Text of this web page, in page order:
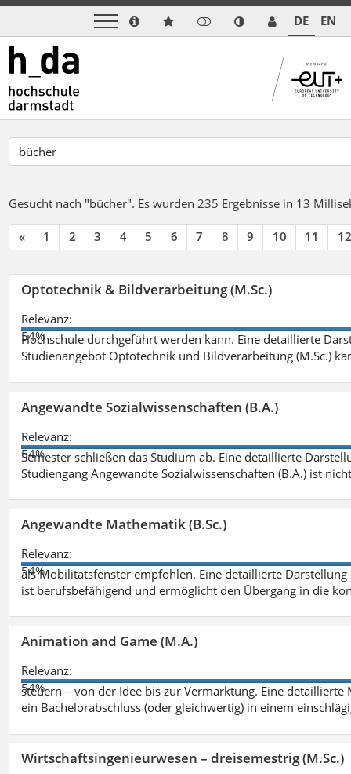
DE EN
Gesucht nach "bücher". Es wurden 235 Ergebnisse in 13
« 1 2 3 4 5 6 7 8 9 10 11 12
Optotechnik & Bildverarbeitung (M.Sc.)
Relevanz:
54%
Hochschule durchgeführt werden kann. Eine detaillierte
Studienangebot Optotechnik und Bildverarbeitung (M.Sc.)
Angewandte Sozialwissenschaften (B.A.)
Relevanz:
54%
Semester schließen das Studium ab. Eine detaillierte
Studiengang Angewandte Sozialwissenschaften (B.A.) ist
Angewandte Mathematik (B.Sc.)
Relevanz:
54%
als Mobilitätsfenster empfohlen. Eine detaillierte
ist berufsbefähigend und ermöglicht den Übergang in die
Animation and Game (M.A.)
Relevanz:
54%
steuern – von der Idee bis zur Vermarktung. Eine
ein Bachelorabschluss (oder gleichwertig) in einem
Wirtschaftsingenieurwesen – dreisemestrig (M.Sc.)